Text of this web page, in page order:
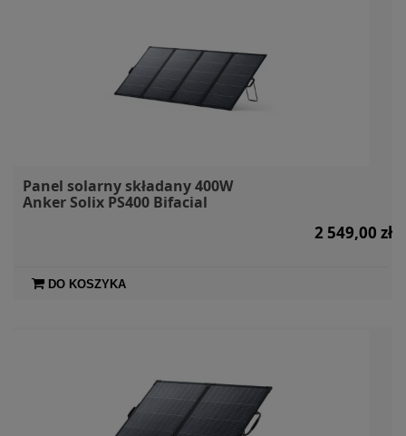
Panel solarny składany 400W
Anker Solix PS400 Bifacial
2 549,00 zł
DO KOSZYKA